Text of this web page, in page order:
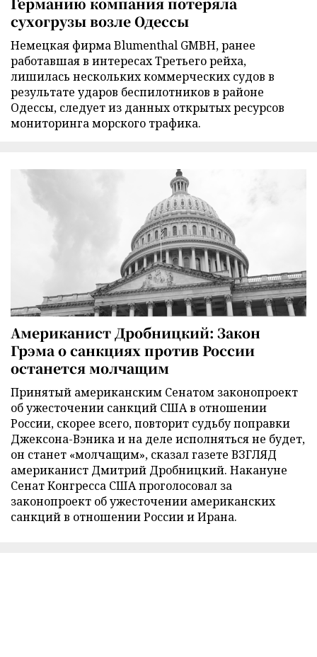
сухогрузы возле Одессы
Немецкая фирма Blumenthal GMBH, ранее
работавшая в интересах Третьего рейха,
лишилась нескольких коммерческих судов в
результате ударов беспилотников в районе
Одессы, следует из данных открытых ресурсов
мониторинга морского трафика.
Американист Дробницкий: Закон
Грэма о санкциях против России
останется молчащим
Принятый американским Сенатом законопроект
об ужесточении санкций США в отношении
России, скорее всего, повторит судьбу поправки
Джексона-Вэника и на деле исполняться не будет,
он станет «молчащим», сказал газете ВЗГЛЯД
американист Дмитрий Дробницкий. Накануне
Сенат Конгресса США проголосовал за
законопроект об ужесточении американских
санкций в отношении России и Ирана.